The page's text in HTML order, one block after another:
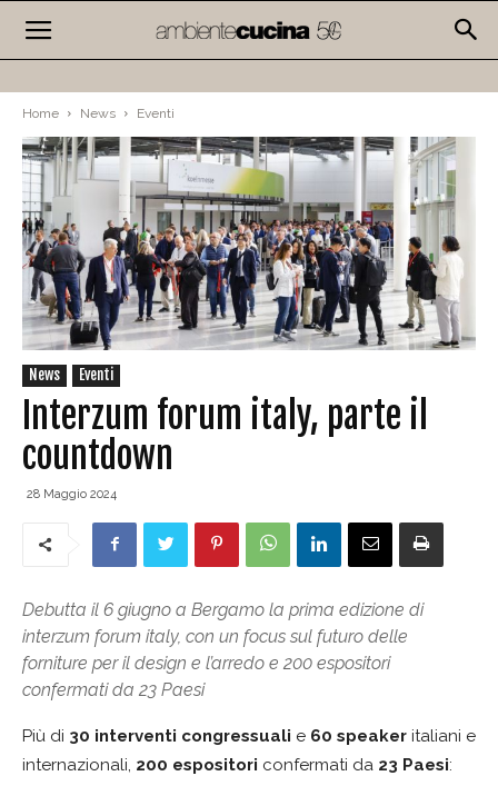
Home News Eventi
News Eventi
Interzum forum italy, parte il
countdown
28 Maggio 2024
Debutta il 6 giugno a Bergamo la prima edizione di
interzum forum italy, con un focus sul futuro delle
forniture per il design e l’arredo e 200 espositori
confermati da 23 Paesi
Più di 30 interventi congressuali e 60 speaker italiani e
internazionali, 200 espositori confermati da 23 Paesi: